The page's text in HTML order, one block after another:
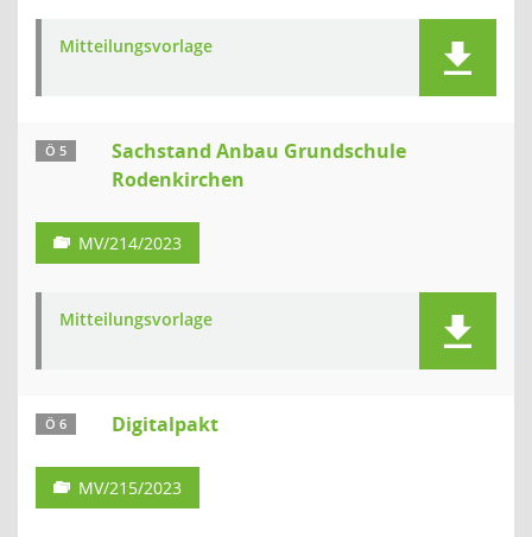
Mitteilungsvorlage
Ö 5
Sachstand Anbau Grundschule
Rodenkirchen
MV/214/2023
Mitteilungsvorlage
Ö 6 Digitalpakt
MV/215/2023